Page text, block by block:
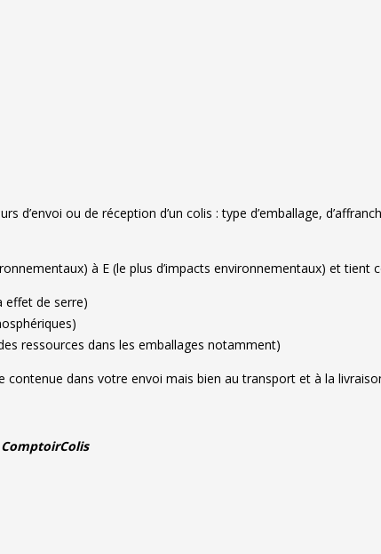
d’envoi ou de réception d’un colis : type d’emballage,
à E (le plus d’impacts environnementaux) et tient
effet de serre)
ressources dans les emballages notamment)
contenue dans votre envoi mais bien au transport et à la